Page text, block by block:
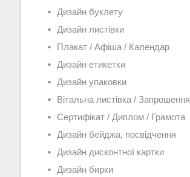
Дизайн буклету
Дизайн листівки
Плакат / Афіша / Календар
Дизайн етикетки
Дизайн упаковки
Вітальна листівка / Запрошення
Сертифікат / Диплом / Грамота
Дизайн бейджа, посвідчення
Дизайн дисконтної картки
Дизайн бирки